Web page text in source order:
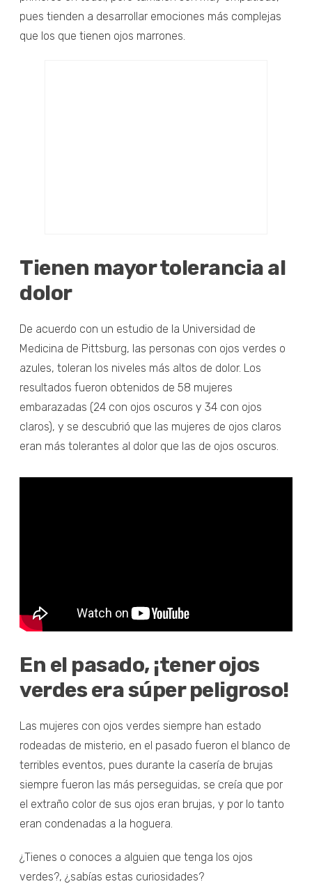
pues tienden a desarrollar emociones más complejas
que los que tienen ojos marrones.
Tienen mayor tolerancia al
dolor
De acuerdo con un estudio de la Universidad de
Medicina de Pittsburg, las personas con ojos verdes o
azules, toleran los niveles más altos de dolor. Los
resultados fueron obtenidos de 58 mujeres
embarazadas (24 con ojos oscuros y 34 con ojos
claros), y se descubrió que las mujeres de ojos claros
eran más tolerantes al dolor que las de ojos oscuros.
En el pasado, ¡tener ojos
verdes era súper peligroso!
Las mujeres con ojos verdes siempre han estado
rodeadas de misterio, en el pasado fueron el blanco de
terribles eventos, pues durante la casería de brujas
siempre fueron las más perseguidas, se creía que por
el extraño color de sus ojos eran brujas, y por lo tanto
eran condenadas a la hoguera.
¿Tienes o conoces a alguien que tenga los ojos
verdes?, ¿sabías estas curiosidades?